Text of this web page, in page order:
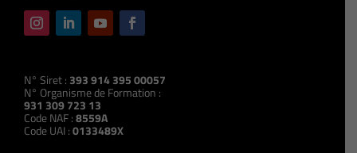
N° Siret : 393 914 395 00057
N° Organisme de Formation :
931 309 723 13
Code NAF :8559A
Code UAI :0133489X